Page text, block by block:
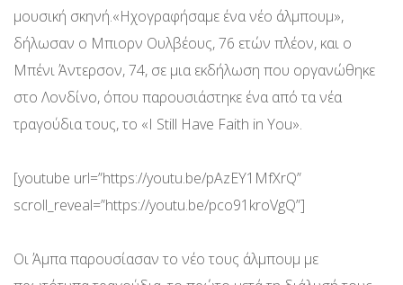
μουσική σκηνή.«Ηχογραφήσαμε ένα νέο άλμπουμ»,
δήλωσαν ο Μπιορν Ουλβέους, 76 ετών πλέον, και ο
Μπένι Άντερσον, 74, σε μια εκδήλωση που οργανώθηκε
στο Λονδίνο, όπου παρουσιάστηκε ένα από τα νέα
τραγούδια τους, το «I Still Have Faith in You».
[youtube url=”https://youtu.be/pAzEY1MfXrQ”
scroll_reveal=”https://youtu.be/pco91kroVgQ”]
Οι Άμπα παρουσίασαν το νέο τους άλμπουμ με